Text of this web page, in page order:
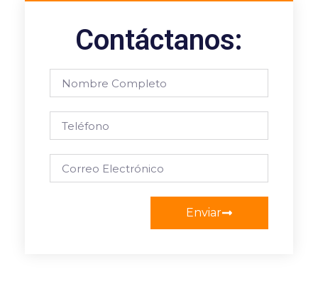
Contáctanos:
Enviar